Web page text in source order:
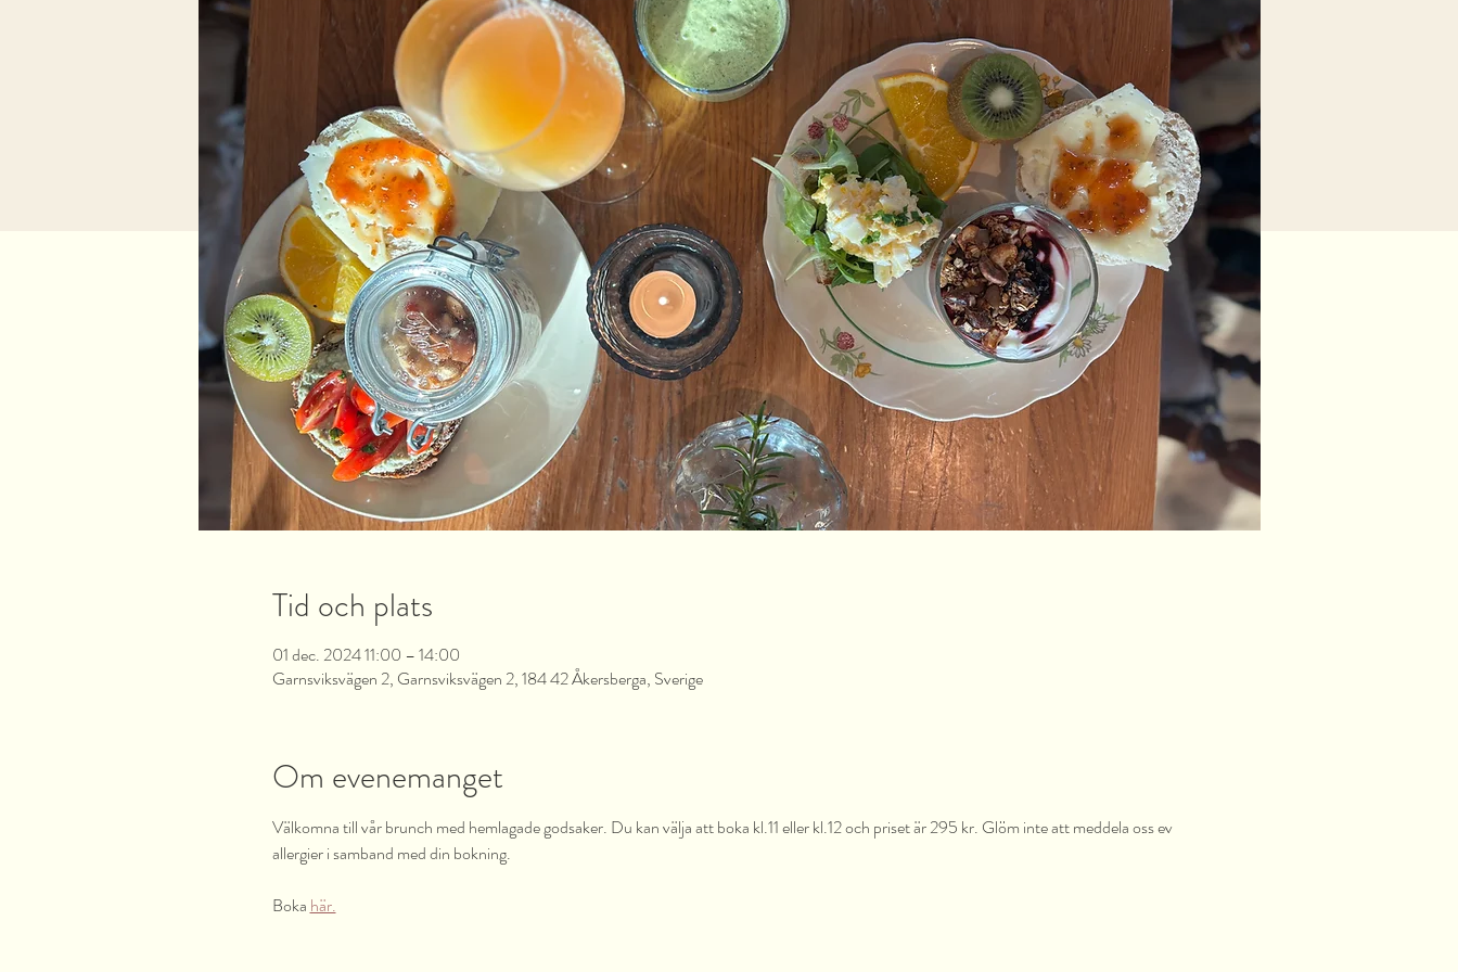
Tid och plats
01 dec. 2024 11:00 – 14:00
Garnsviksvägen 2, Garnsviksvägen 2, 184 42 Åkersberga, Sverige
Om evenemanget
Välkomna till vår brunch med hemlagade godsaker. Du kan välja att boka kl.11 eller kl.12 och priset är 295 kr. Glöm inte att meddela oss ev
allergier i samband med din bokning.
Boka här.